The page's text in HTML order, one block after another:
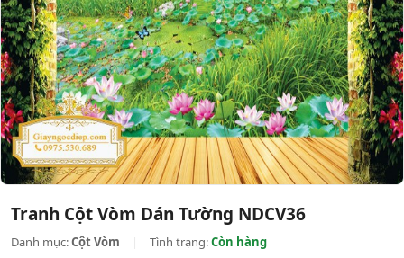
Tranh Cột Vòm Dán Tường NDCV36
Danh mục:Cột Vòm Tình trạng:Còn hàng